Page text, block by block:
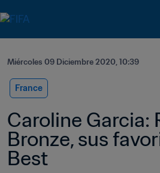
Miércoles 09 Diciembre 2020, 10:39
France
Caroline Garcia:
Bronze, sus
Best